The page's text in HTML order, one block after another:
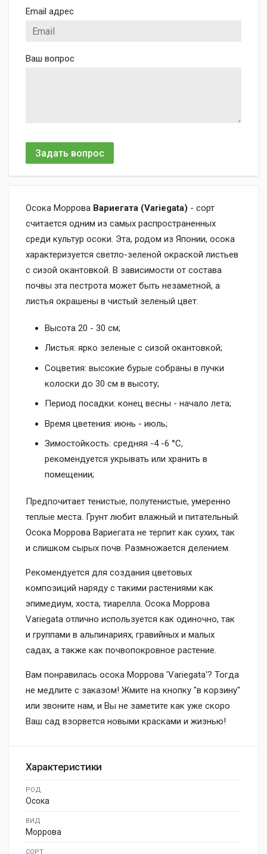
Email адрес
Ваш вопрос
Задать вопрос
Осока Моррова Вариегата (Variegata) - сорт
считается одним из самых распространенных
среди культур осоки. Эта, родом из Японии, осока
характеризуется светло-зеленой окраской листьев
с сизой окантовкой. В зависимости от состава
почвы эта пестрота может быть незаметной, а
листья окрашены в чистый зеленый цвет.
Высота 20 - 30 см;
Листья: ярко зеленые с сизой окантовкой;
Соцветия: высокие бурые собраны в пучки
колоски до 30 см в высоту;
Период посадки: конец весны - начало лета;
Время цветения: июнь - июль;
Зимостойкость: средняя -4 -6 °C,
рекомендуется укрывать или хранить в
помещении;
Предпочитает тенистые, полутенистые, умеренно
теплые места. Грунт любит влажный и питательный.
Осока Моррова Вариегата не терпит как сухих, так
и слишком сырых почв. Размножается делением.
Рекомендуется для создания цветовых
композиций наряду с такими растениями как
эпимедиум, хоста, тиарелла. Осока Моррова
Variegata отлично используется как одиночно, так
и группами в альпинариях, гравийных и малых
садах, а также как почвопокровное растение.
Вам понравилась осока Моррова 'Variegata'? Тогда
не медлите с заказом! Жмите на кнопку "в корзину"
или звоните нам, и Вы не заметите как уже скоро
Ваш сад взорвется новыми красками и жизнью!
Характеристики
РОД
Осока
ВИД
Моррова
СОРТ